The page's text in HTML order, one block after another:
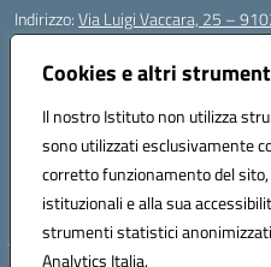
Cookies e altri
Il nostro Istituto non utilizza
sono utilizzati esclusivamente
corretto funzionamento del
istituzionali e alla sua
strumenti statistici
Analytics Italia.
Indirizzo:Via Luigi Vaccara, 25 –
Centralino:
Posta elettronica certificata (PEC):
Codice fiscale: 91036660818
Codice meccanografico:tpic843007
Codice Indice delle Pubbliche
Codice unico di fatturazione (CUF):